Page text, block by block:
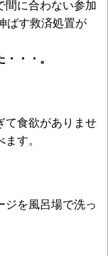
間に合わない参加
ばす救済処置が
・・。
て食欲がありませ
す。
ジを風呂場で洗っ